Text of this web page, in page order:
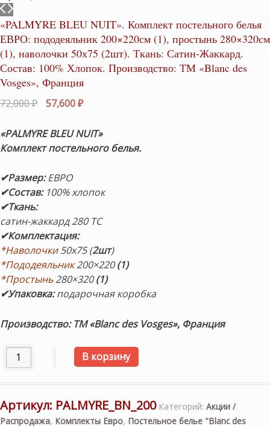
«PALMYRE BLEU NUIT». Комплект постельного белья
ЕВРО: пододеяльник 200×220см (1), простынь 280×320см
(1), наволочки 50х75 (2шт). Ткань: Сатин-Жаккард.
Состав: 100% Хлопок. Производство: ТМ «Blanc des
Vosges», Франция
72,000₽
Первоначальная
составляла
72,000 ₽.
57,600₽Текущая
57,600 ₽.
«PALMYRE BLEU NUIT»
Комплектпостельного белья.
✔Размер:ЕВРО
✔Состав: 100% хлопок
✔Ткань:
сатин-жаккард 280 TC
✔Комплектация:
*Наволочки50х75 (2шт)
*Пододеяльник200×220(1)
*Простынь280×320(1)
✔Упаковка:подарочная коробка
Производство: ТМ «Blanc des Vosges», Франция
Количество товара «PALMYRE BLEU NUIT». Комплект
В корзину
Артикул: PALMYRE_BN_200 Категорий: Акции /
Распродажа, Комплекты Евро, Постельное белье "Blanc des